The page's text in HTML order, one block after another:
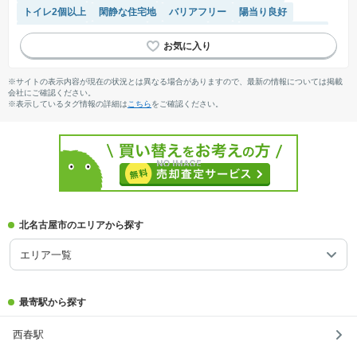
トイレ2個以上
閑静な住宅地 バリアフリー
陽当り良好
温水洗浄便座
窓付き浴室 浴室乾燥機 WIC システムキッチン
※サイトの表示内容が現在の状況とは異なる場合がありますので、最新の情報については掲載
会社にご確認ください。
※表示しているタグ情報の詳細は こちらをご確認ください。
北名古屋市のエリアから探す
エリア一覧
最寄駅から探す
西春駅